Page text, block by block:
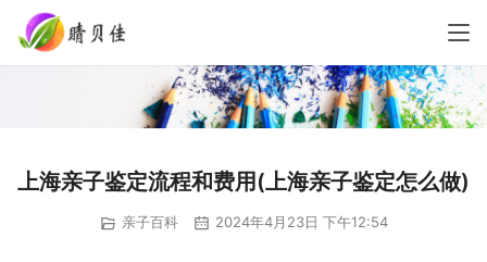
上海亲子鉴定流程和费用(上海亲子鉴定怎么做)
亲子百科 2024年4月23日 下午12:54